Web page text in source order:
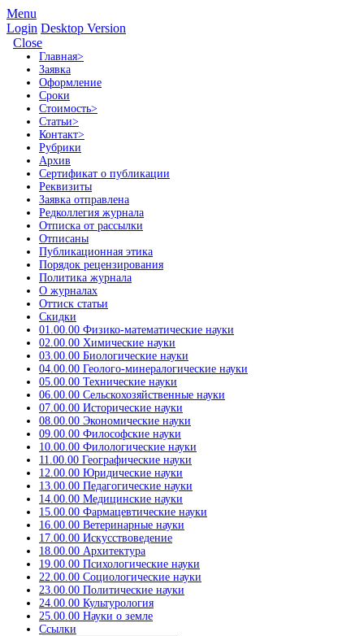
Menu
Login Desktop Version
Close
Главная>
Заявка
Оформление
Сроки
Стоимость>
Статьи>
Контакт>
Рубрики
Архив
Сертификат о публикации
Реквизиты
Заявка отправлена
Редколлегия журнала
Отписка от рассылки
Отписаны
Публикационная этика
Порядок рецензирования
Политика журнала
О журналах
Оттиск статьи
Скидки
01.00.00 Физико-математические науки
02.00.00 Химические науки
03.00.00 Биологические науки
04.00.00 Геолого-минералогические науки
05.00.00 Технические науки
06.00.00 Сельскохозяйственные науки
07.00.00 Исторические науки
08.00.00 Экономические науки
09.00.00 Философские науки
10.00.00 Филологические науки
11.00.00 Географические науки
12.00.00 Юридические науки
13.00.00 Педагогические науки
14.00.00 Медицинские науки
15.00.00 Фармацевтические науки
16.00.00 Ветеринарные науки
17.00.00 Искусствоведение
18.00.00 Архитектура
19.00.00 Психологические науки
22.00.00 Социологические науки
23.00.00 Политические науки
24.00.00 Культурология
25.00.00 Науки о земле
Ссылки